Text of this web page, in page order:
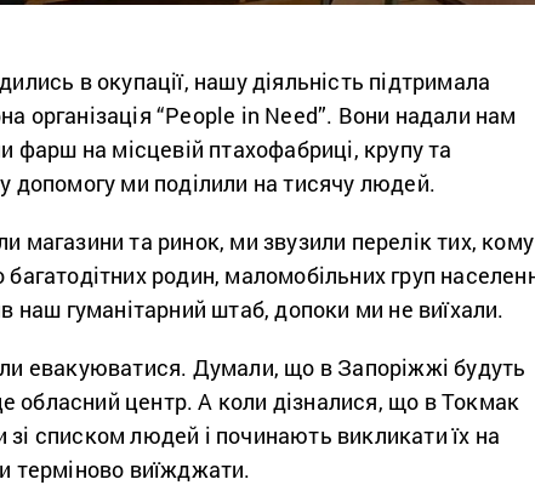
в окупації, нашу діяльність підтримала
організація “People in Need”. Вони надали нам
фарш на місцевій птахофабриці, крупу та
допомогу ми поділили на тисячу людей.
магазини та ринок, ми звузили перелік тих, кому
родин, маломобільних груп
наш гуманітарний штаб, допоки ми не виїхали.
евакуюватися. Думали, що в Запоріжжі будуть
обласний центр. А коли дізналися, що в Токмак
списком людей і починають викликати їх на
терміново виїжджати.